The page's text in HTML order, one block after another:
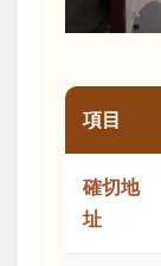
項目
確切地
址